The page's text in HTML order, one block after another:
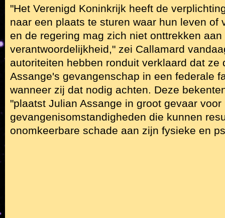
"Het Verenigd Koninkrijk heeft de
naar een plaats te sturen waar hun leven of
en de regering mag zich niet onttrekken aan
verantwoordelijkheid," zei Callamard
autoriteiten hebben ronduit verklaard dat ze
Assange's gevangenschap in een federale
wanneer zij dat nodig achten. Deze
"plaatst Julian Assange in groot gevaar voor
gevangenisomstandigheden die kunnen
onomkeerbare schade aan zijn fysieke en